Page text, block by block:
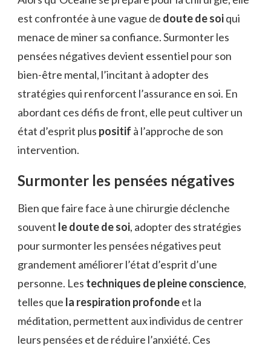
est confrontée à une vague de doute de soiqui
menace de miner sa confiance. Surmonter les
pensées négatives devient essentiel pour son
bien-être mental, l’incitant à adopter des
stratégies qui renforcent l’assurance en soi. En
abordant ces défis de front, elle peut cultiver un
état d’esprit plus positif à l’approche de son
intervention.
Surmonter les pensées négatives
Bien que faire face à une chirurgie déclenche
souvent le doute de soi, adopter des stratégies
pour surmonter les pensées négatives peut
grandement améliorer l’état d’esprit d’une
personne. Les techniques de pleine conscience,
telles que la respiration profondeet la
méditation, permettent aux individus de centrer
leurs pensées et de réduire l’anxiété. Ces